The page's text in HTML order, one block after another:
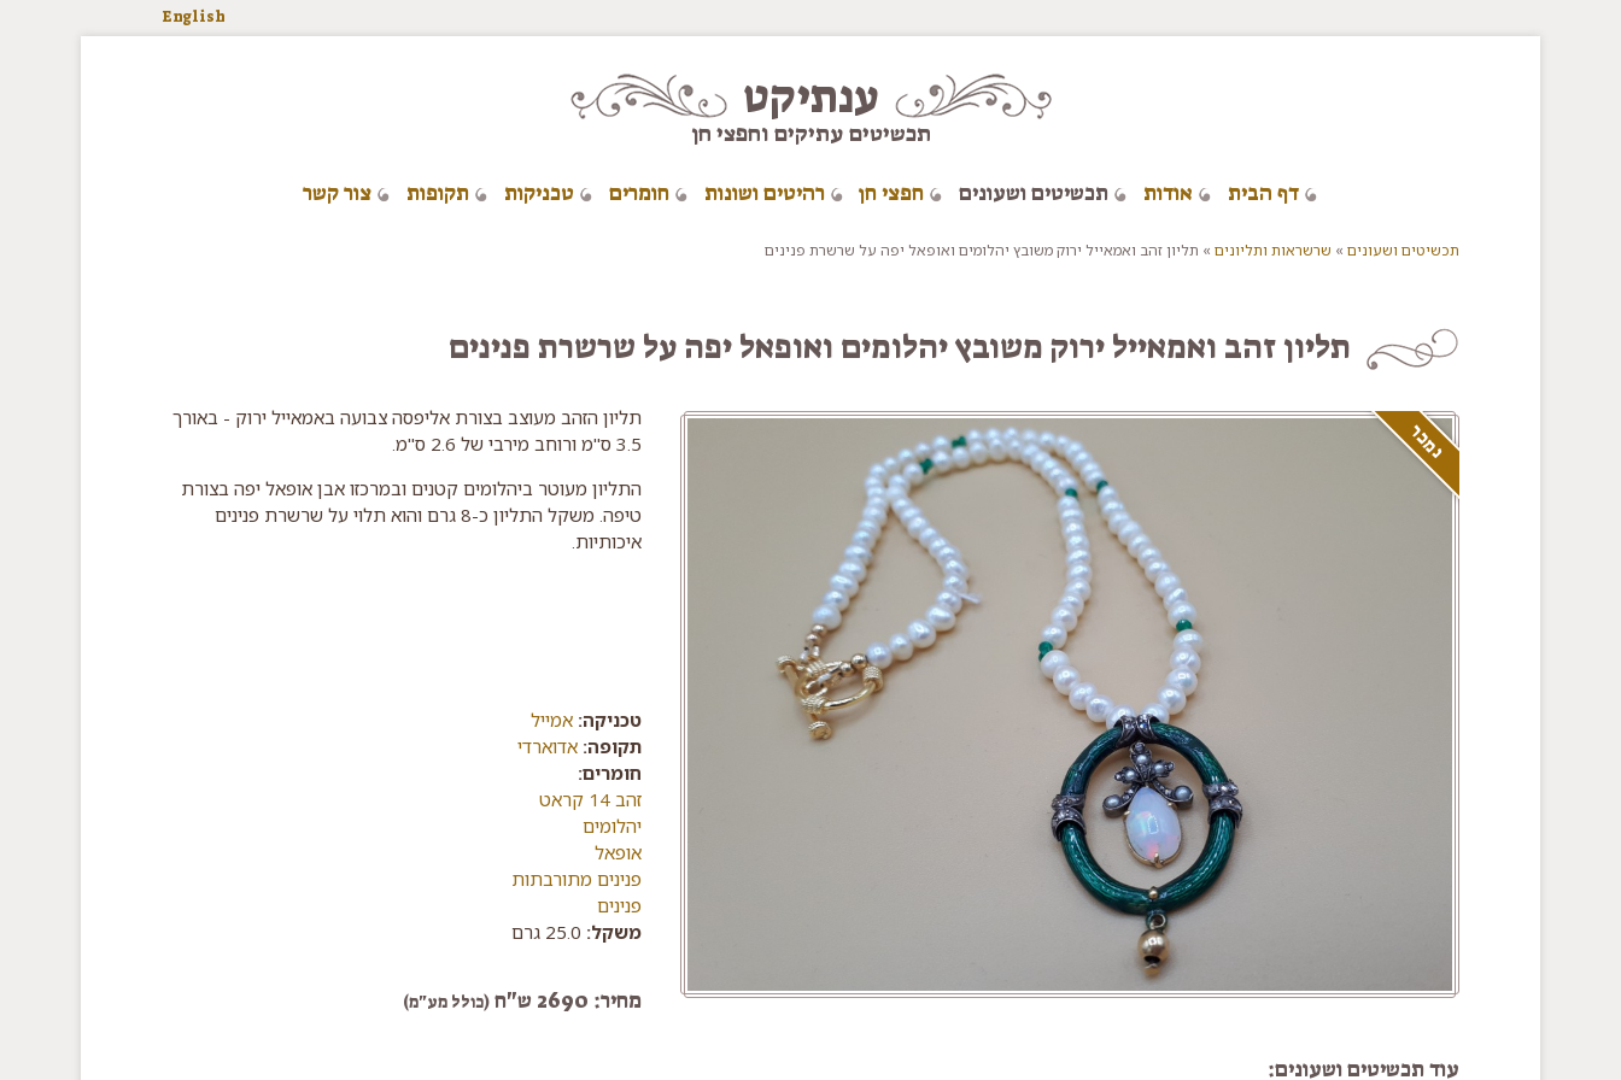
English
ענתיקט
תכשיטים עתיקים וחפצי חן
דף הבית אודות תכשיטים ושעונים חפצי חן רהיטים ושונות חומרים טכניקות תקופות צור קשר
תכשיטים ושעונים » שרשראות ותליונים » תליון זהב ואמאייל ירוק משובץ יהלומים ואופאל יפה על שרשרת פנינים
תליון זהב ואמאייל ירוק משובץ יהלומים ואופאל יפה על שרשרת פנינים
נמכר
תליון הזהב מעוצב בצורת אליפסה צבועה באמאייל ירוק - באורך
3.5 ס"מ ורוחב מירבי של 2.6 ס"מ.
התליון מעוטר ביהלומים קטנים ובמרכזו אבן אופאל יפה בצורת
טיפה. משקל התליון כ-8 גרם והוא תלוי על שרשרת פנינים
איכותיות.
טכניקה: אמייל
תקופה: אדוארדי
חומרים:
זהב 14 קראט
יהלומים
אופאל
פנינים מתורבתות
פנינים
משקל:
מחיר: 2690 ש"ח (כולל מע"מ)
עוד תכשיטים ושעונים: